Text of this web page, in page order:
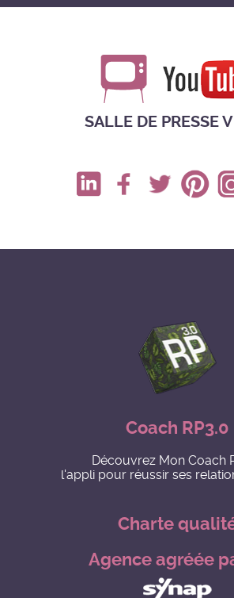
SALLE DE PRESSE
Coach RP3.0
Découvrez Mon Coach
l'appli pour réussir ses
Charte
Agence agréée